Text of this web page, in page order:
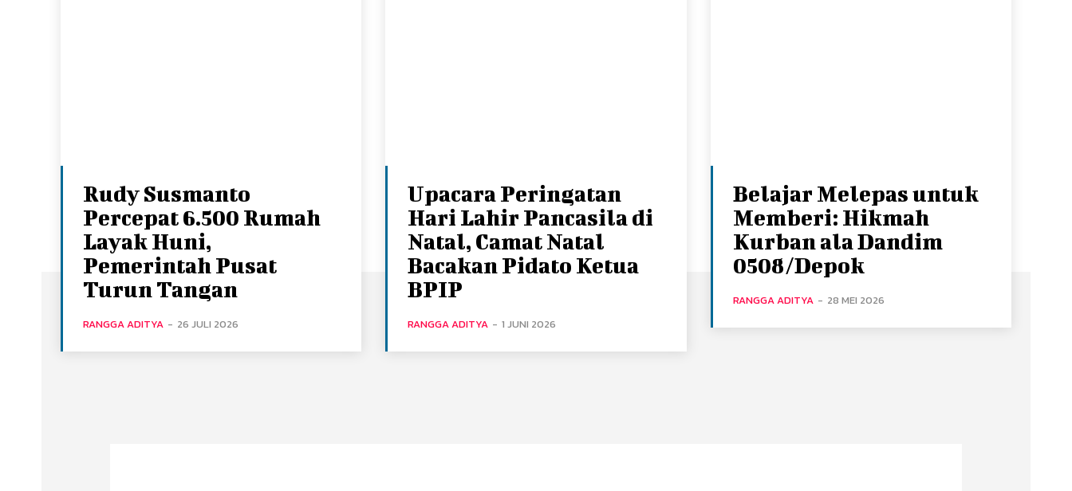
Rudy Susmanto
Percepat 6.500 Rumah
Layak Huni,
Pemerintah Pusat
Turun Tangan
RANGGA ADITYA - 26 JULI 2026
Upacara Peringatan
Hari Lahir Pancasila di
Natal, Camat Natal
Bacakan Pidato Ketua
BPIP
RANGGA ADITYA - 1 JUNI 2026
Belajar Melepas untuk
Memberi: Hikmah
Kurban ala Dandim
0508/Depok
RANGGA ADITYA - 28 MEI 2026